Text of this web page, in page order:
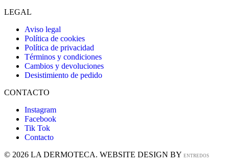
LEGAL
Aviso legal
Política de cookies
Política de privacidad
Términos y condiciones
Cambios y devoluciones
Desistimiento de pedido
CONTACTO
Instagram
Facebook
Tik Tok
Contacto
© 2026 LA DERMOTECA. WEBSITE DESIGN BY ENTREDOS